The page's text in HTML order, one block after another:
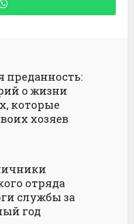
преданность:
о жизни
которые
хозяев
отряда
службы за
год